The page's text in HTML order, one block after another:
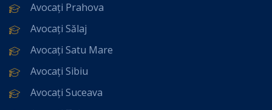
Avocați Prahova
Avocați Sălaj
Avocați Satu Mare
Avocați Sibiu
Avocați Suceava